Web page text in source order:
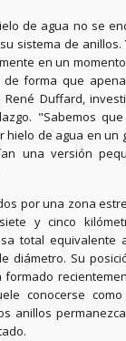
de agua no se
sistema de
en un
de forma que
Duffard,
"Sabemos
hielo de agua en un
una versión
por una zona
y cinco
total equivalente
diámetro. Su
formado
conocerse
anillos